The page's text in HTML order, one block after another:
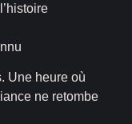
Une heure où
ne retombe